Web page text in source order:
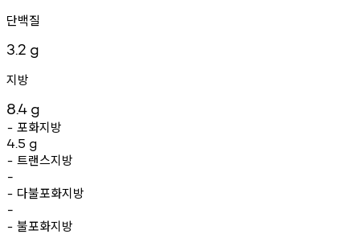
단백질
3.2 g
지방
8.4 g
- 포화지방
4.5 g
- 트랜스지방
-
- 다불포화지방
-
- 불포화지방